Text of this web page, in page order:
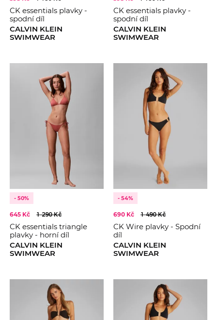
Hnědá
Fialová
Multi
Tyrkysová
Zelená
Žlutá
Béžová
Krémová
2023
2025
CK essentials plavky -
spodní díl
CALVIN KLEIN
SWIMWEAR
CK essentials plavky -
spodní díl
CALVIN KLEIN
SWIMWEAR
- 50%
645 Kč 1 290 Kč
CK essentials triangle
plavky - horní díl
CALVIN KLEIN
SWIMWEAR
- 54%
690 Kč 1 490 Kč
CK Wire plavky - Spodní
díl
CALVIN KLEIN
SWIMWEAR